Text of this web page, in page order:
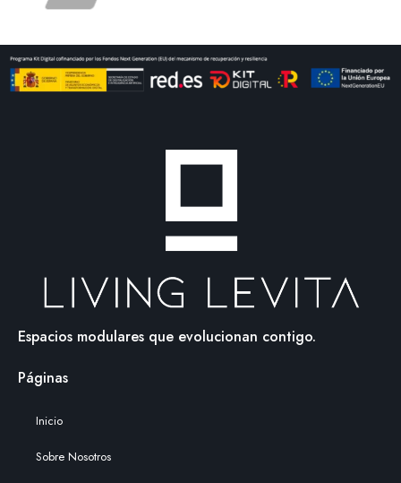
Espacios modulares que evolucionan contigo.
Páginas
Inicio
Sobre Nosotros